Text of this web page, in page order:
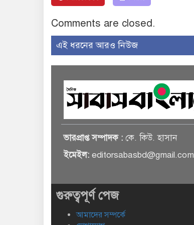
Comments are closed.
এই ধরনের আরও নিউজ
ভারপ্রাপ্ত সম্পাদক : কে. কিউ. হাসান
ইমেইল: editorsabasbd@gmail.com
গুরুত্বপূর্ণ পেজ
আমাদের সম্পর্কে